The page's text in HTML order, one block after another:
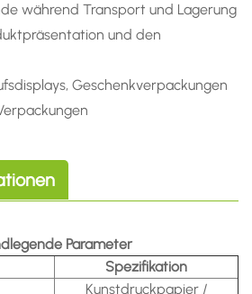
während Transport und Lagerung
und den
Geschenkverpackungen
Parameter
Spezifikation
Kunstdruckpapier /